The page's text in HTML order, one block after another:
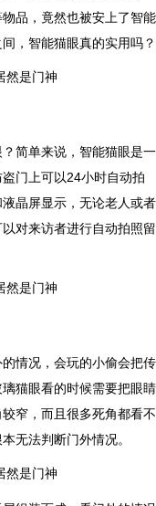
品，竟然也被安上了智能
，智能猫眼真的实用吗？
简单来说，智能猫眼是一
门上可以24小时自动拍
晶屏显示，无论老人或者
对来访者进行自动拍照留
情况，会玩的小偷会把传
猫眼看的时候需要把眼睛
窄，而且很多死角都看不
无法判断门外情况。